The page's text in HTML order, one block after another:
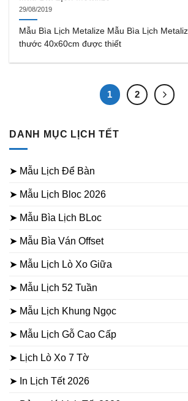
29/08/2019
Mẫu Bìa Lịch Metalize Mẫu Bìa Lịch
thước 40x60cm được thiết
1 2
DANH MỤC LỊCH TẾT
➤ Mẫu Lịch Để Bàn
➤ Mẫu Lịch Bloc 2026
➤ Mẫu Bìa Lịch BLoc
➤ Mẫu Bìa Ván Offset
➤ Mẫu Lịch Lò Xo Giữa
➤ Mẫu Lịch 52 Tuần
➤ Mẫu Lịch Khung Ngọc
➤ Mẫu Lịch Gỗ Cao Cấp
➤ Lịch Lò Xo 7 Tờ
➤ In Lịch Tết 2026